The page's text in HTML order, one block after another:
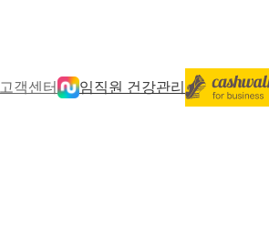
고객센터 임직원 건강관리